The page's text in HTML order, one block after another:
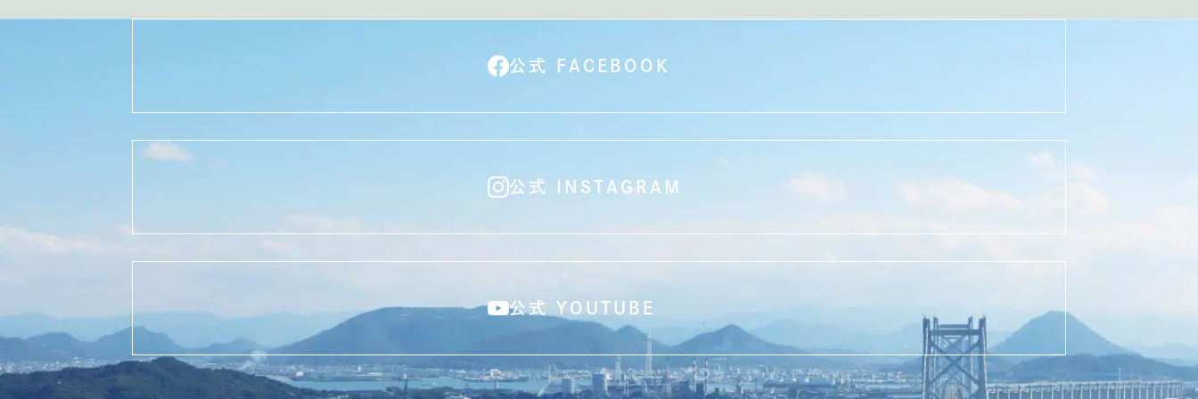
公式 FACEBOOK
公式 INSTAGRAM
公式 YOUTUBE